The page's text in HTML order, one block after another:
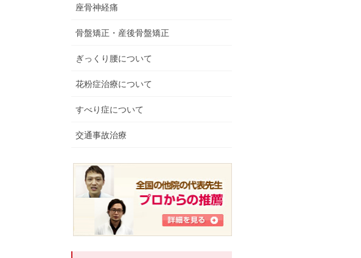
座骨神経痛
骨盤矯正・産後骨盤矯正
ぎっくり腰について
花粉症治療について
すべり症について
交通事故治療